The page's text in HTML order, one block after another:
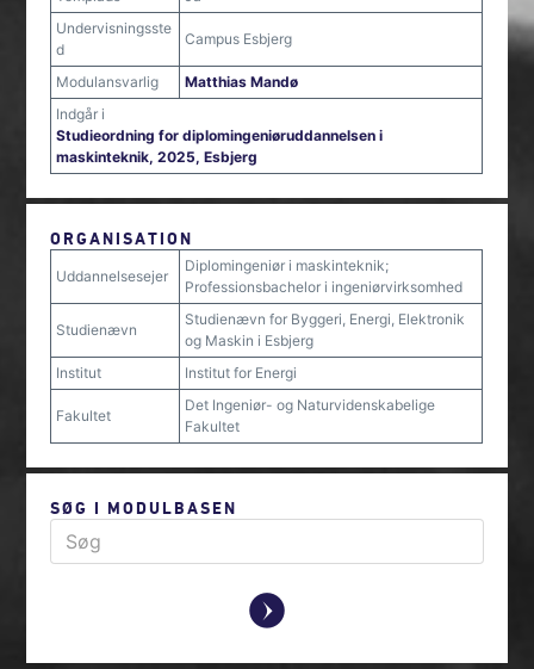
Undervisningsste
d
Campus Esbjerg
Modulansvarlig
Matthias Mandø
Indgår i
Studieordning for diplomingeniøruddannelsen i
maskinteknik, 2025, Esbjerg
ORGANISATION
Uddannelsesejer
Diplomingeniør i maskinteknik;
Professionsbachelor i ingeniørvirksomhed
Studienævn
Studienævn for Byggeri, Energi, Elektronik
og Maskin i Esbjerg
Institut
Institut for Energi
Fakultet
Det Ingeniør- og Naturvidenskabelige
Fakultet
SØG I MODULBASEN
y